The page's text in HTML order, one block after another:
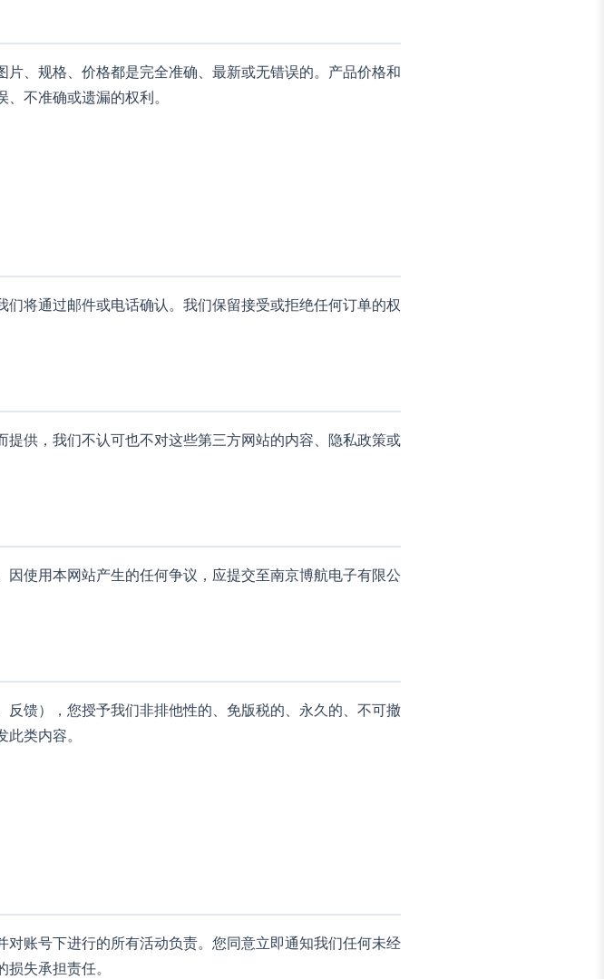
、规格、价格都是完全准确、最新或无错误的。产品价格和
不准确或遗漏的权利。
将通过邮件或电话确认。我们保留接受或拒绝任何订单的权
供，我们不认可也不对这些第三方网站的内容、隐私政策或
使用本网站产生的任何争议，应提交至南京博航电子有限公
馈），您授予我们非排他性的、免版税的、永久的、不可撤
类内容。
账号下进行的所有活动负责。您同意立即通知我们任何未经
失承担责任。